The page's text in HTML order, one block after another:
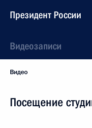
Президент России
Видеозаписи
Видео
Посещение